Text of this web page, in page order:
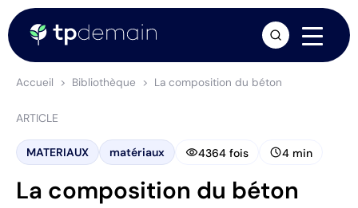
Accueil Bibliothèque La composition du béton
ARTICLE
MATERIAUX matériaux visibility4364 fois schedule4 min
La composition du béton
arrow_forward